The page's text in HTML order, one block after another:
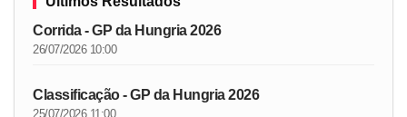
Corrida - GP da Hungria 2026
26/07/2026 10:00
Classificação - GP da Hungria 2026
25/07/2026 11:00